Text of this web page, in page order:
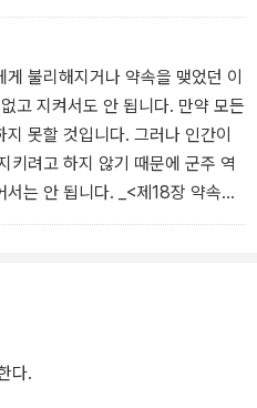
상황에 따라 선하지 않게 행동
가 칭송받거나 비난받는 행동들
불리해지거나 약속을 맺었던 이
고 지켜서도 안 됩니다. 만약 모든
못할 것입니다. 그러나 인간이
키려고 하지 않기 때문에 군주 역
는 안 됩니다. _<제18장 약속을
다.